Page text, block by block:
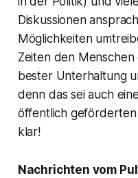
Diskussionen
Möglichkeiten
Zeiten den
bester Unterhaltung
denn das sei auch
öffentlich geförderten
klar!
Nachrichten vom